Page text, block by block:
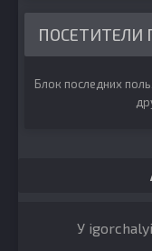
ПОСЕТИТЕЛИ
Блок последних
У